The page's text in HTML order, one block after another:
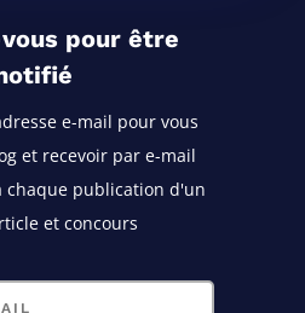
pour être
e-mail pour vous
et recevoir par e-mail
chaque publication d'un
et concours